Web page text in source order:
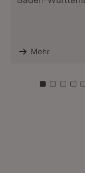
Mehr
ZuZuZu